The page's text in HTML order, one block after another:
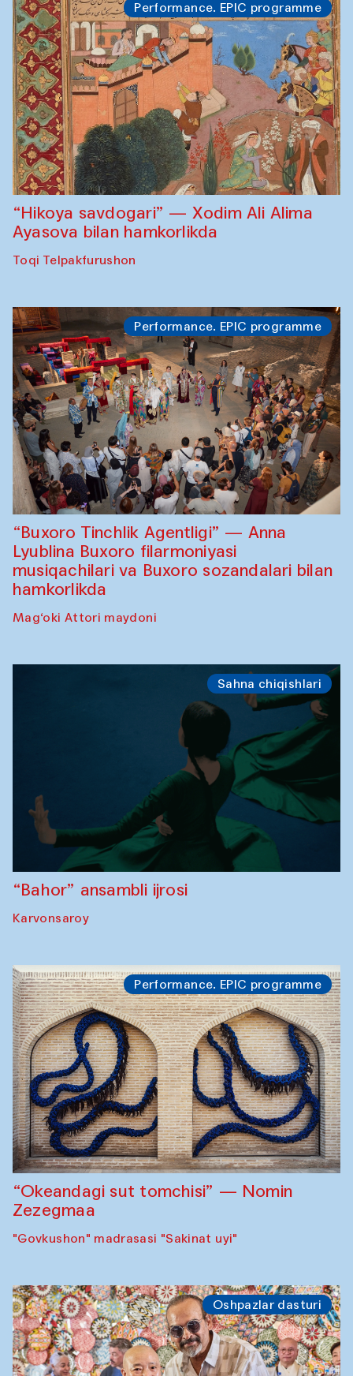
Performance. EPIC programme
“Hikoya savdogari” — Xodim Ali Alima
Ayasova bilan hamkorlikda
Toqi Telpakfurushon
Performance. EPIC programme
“Buxoro Tinchlik Agentligi” — Anna
Lyublina Buxoro filarmoniyasi
musiqachilari va Buxoro sozandalari bilan
hamkorlikda
Mag‘oki Attori maydoni
Sahna chiqishlari
“Bahor” ansambli ijrosi
Karvonsaroy
Performance. EPIC programme
“Okeandagi sut tomchisi” — Nomin
Zezegmaa
"Govkushon" madrasasi "Sakinat uyi"
Oshpazlar dasturi